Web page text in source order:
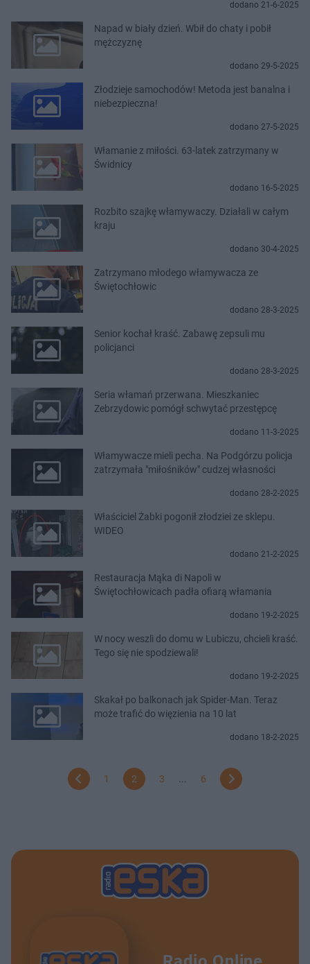
dodano 21-6-2025
Napad w biały dzień. Wbił do chaty i pobił
mężczyznę
dodano 29-5-2025
Złodzieje samochodów! Metoda jest banalna i
niebezpieczna!
dodano 27-5-2025
Włamanie z miłości. 63-latek zatrzymany w
Świdnicy
dodano 16-5-2025
Rozbito szajkę włamywaczy. Działali w całym
kraju
dodano 30-4-2025
Zatrzymano młodego włamywacza ze
Świętochłowic
dodano 28-3-2025
Senior kochał kraść. Zabawę zepsuli mu
policjanci
dodano 28-3-2025
Seria włamań przerwana. Mieszkaniec
Zebrzydowic pomógł schwytać przestępcę
dodano 11-3-2025
Włamywacze mieli pecha. Na Podgórzu policja
zatrzymała "miłośników" cudzej własności
dodano 28-2-2025
Właściciel Żabki pogonił złodziei ze sklepu.
WIDEO
dodano 21-2-2025
Restauracja Mąka di Napoli w
Świętochłowicach padła ofiarą włamania
dodano 19-2-2025
W nocy weszli do domu w Lubiczu, chcieli kraść.
Tego się nie spodziewali!
dodano 19-2-2025
Skakał po balkonach jak Spider-Man. Teraz
może trafić do więzienia na 10 lat
dodano 18-2-2025
1 2 3 ... 6